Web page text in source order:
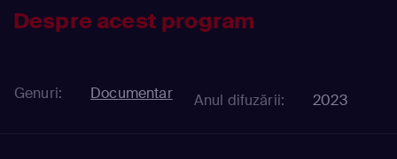
Despre acest program
Genuri: Documentar Anul difuzării: 2023